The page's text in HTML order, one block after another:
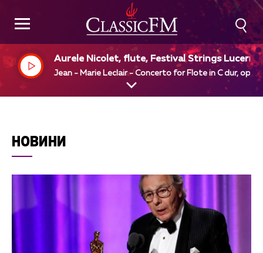
Aurele Nicolet, flute, Festival Strings Lucerne,
Rudolf Baumgartner, dir
Jean - Marie Leclair - Concerto for Flote in C dur, op 7
НОВИНИ